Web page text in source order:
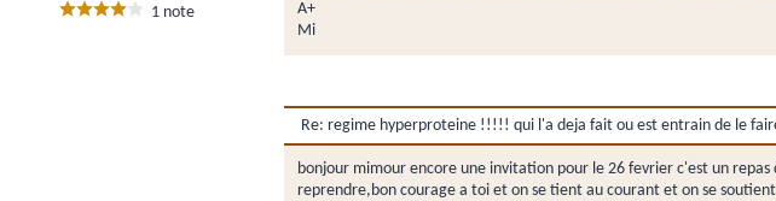
1 note
A+
Mi
Re: regime hyperproteine !!!!! qui l'a deja fait ou est entrain de le
bonjour mimour encore une invitation pour le 26 fevrier c'est un
reprendre,bon courage a toi et on se tient au courant et on se